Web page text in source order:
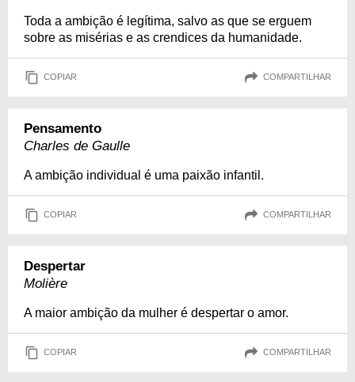
Toda a ambição é legítima, salvo as que se erguem
sobre as misérias e as crendices da humanidade.
COPIAR COMPARTILHAR
Pensamento
Charles de Gaulle
A ambição individual é uma paixão infantil.
COPIAR COMPARTILHAR
Despertar
Molière
A maior ambição da mulher é despertar o amor.
COPIAR COMPARTILHAR